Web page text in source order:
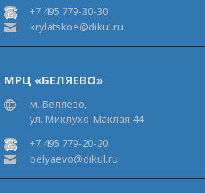
+7 495 779-30-30
krylatskoe@dikul.ru
МРЦ «БЕЛЯЕВО»
м. Беляево,
ул. Миклухо-Маклая 44
+7 495 779-20-20
belyaevo@dikul.ru